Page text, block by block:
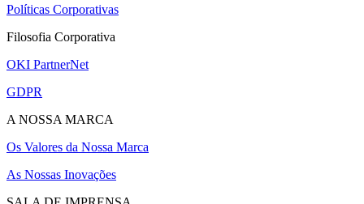
Políticas Corporativas
Filosofia Corporativa
OKI PartnerNet
GDPR
A NOSSA MARCA
Os Valores da Nossa Marca
As Nossas Inovações